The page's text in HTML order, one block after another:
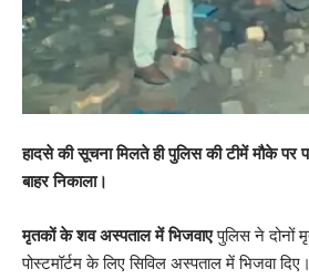
हादसे की सूचना मिलते ही पुलिस की टीमें मौके पर
बाहर निकाला।
मृतकों के शव अस्पताल में भिजवाएपुलिस ने दोनों
पोस्टमॉर्टम के लिए सिविल अस्पताल में भिजवा